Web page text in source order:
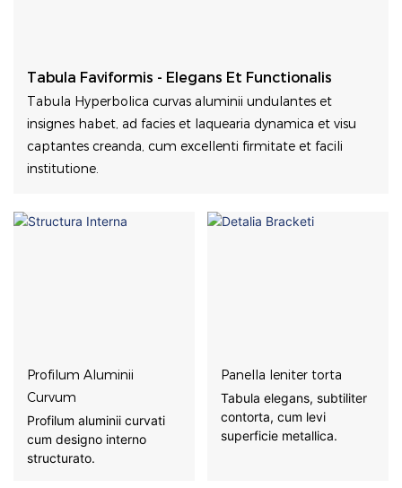
Tabula Faviformis - Elegans Et Functionalis
Tabula Hyperbolica curvas aluminii undulantes et
insignes habet, ad facies et laquearia dynamica et visu
captantes creanda, cum excellenti firmitate et facili
institutione.
Profilum Aluminii
Curvum
Profilum aluminii curvati
cum designo interno
structurato.
Panella leniter torta
Tabula elegans, subtiliter
contorta, cum levi
superficie metallica.